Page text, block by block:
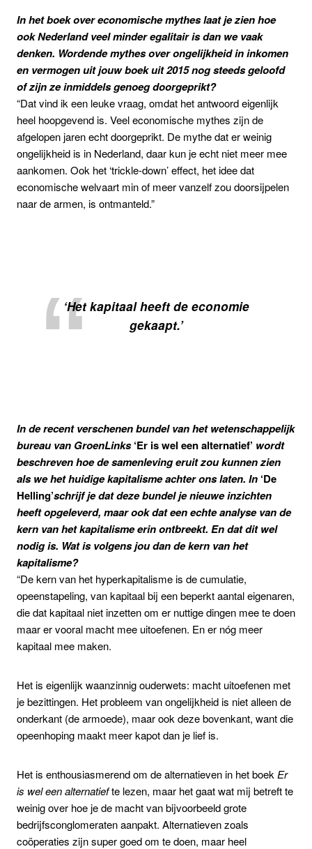
In het boek over economische mythes laat je zien hoe
ook Nederland veel minder egalitair is dan we vaak
denken. Wordende mythes over ongelijkheid in inkomen
en vermogen uit jouw boek uit 2015 nog steeds geloofd
of zijn ze inmiddels genoeg doorgeprikt?
“Dat vind ik een leuke vraag, omdat het antwoord eigenlijk
heel hoopgevend is. Veel economische mythes zijn de
afgelopen jaren echt doorgeprikt. De mythe dat er weinig
ongelijkheid is in Nederland, daar kun je echt niet meer mee
aankomen. Ook het ‘trickle-down’ effect, het idee dat
economische welvaart min of meer vanzelf zou doorsijpelen
naar de armen, is ontmanteld.”
‘Het kapitaal heeft de economie
gekaapt.’
In de recent verschenen bundel van het wetenschappelijk
bureau van GroenLinks‘Er is wel een alternatief’ wordt
beschreven hoe de samenleving eruit zou kunnen zien
als we het huidige kapitalisme achter ons laten. In ‘De
Helling’schrijf je dat deze bundel je nieuwe inzichten
heeft opgeleverd, maar ook dat een echte analyse van de
kern van het kapitalisme erin ontbreekt. En dat dit wel
nodig is. Wat is volgens jou dan de kern van het
kapitalisme?
“De kern van het hyperkapitalisme is de cumulatie,
opeenstapeling, van kapitaal bij een beperkt aantal eigenaren,
die dat kapitaal niet inzetten om er nuttige dingen mee te doen
maar er vooral macht mee uitoefenen. En er nóg meer
kapitaal mee maken.
Het is eigenlijk waanzinnig ouderwets: macht uitoefenen met
je bezittingen. Het probleem van ongelijkheid is niet alleen de
onderkant (de armoede), maar ook deze bovenkant, want die
opeenhoping maakt meer kapot dan je lief is.
Het is enthousiasmerend om de alternatieven in het boek Er
is wel een alternatiefte lezen, maar het gaat wat mij betreft te
weinig over hoe je de macht van bijvoorbeeld grote
bedrijfsconglomeraten aanpakt. Alternatieven zoals
coöperaties zijn super goed om te doen, maar heel